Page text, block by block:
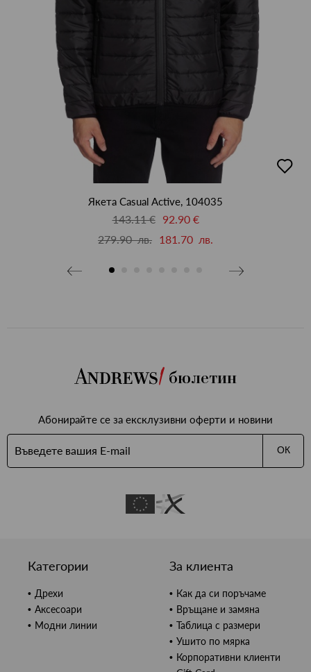
в
Якета Casual Active, 104035
143.11 €
92.90 €
279.90 лв. 181.70 лв.
бюлетин
Абонирайте се за ексклузивни оферти и новини
ОК
Категории
Дрехи
Аксесоари
Модни линии
За клиента
Как да си поръчаме
Връщане и замяна
Таблица с размери
Ушито по мярка
Корпоративни клиенти